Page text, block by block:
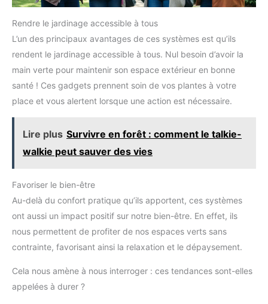
Rendre le jardinage accessible à tous
L’un des principaux avantages de ces systèmes est qu’ils
rendent le jardinage accessible à tous. Nul besoin d’avoir la
main verte pour maintenir son espace extérieur en bonne
santé ! Ces gadgets prennent soin de vos plantes à votre
place et vous alertent lorsque une action est nécessaire.
Lire plus Survivre en forêt : comment le talkie-
walkie peut sauver des vies
Favoriser le bien-être
Au-delà du confort pratique qu’ils apportent, ces systèmes
ont aussi un impact positif sur notre bien-être. En effet, ils
nous permettent de profiter de nos espaces verts sans
contrainte, favorisant ainsi la relaxation et le dépaysement.
Cela nous amène à nous interroger : ces tendances sont-elles
appelées à durer ?